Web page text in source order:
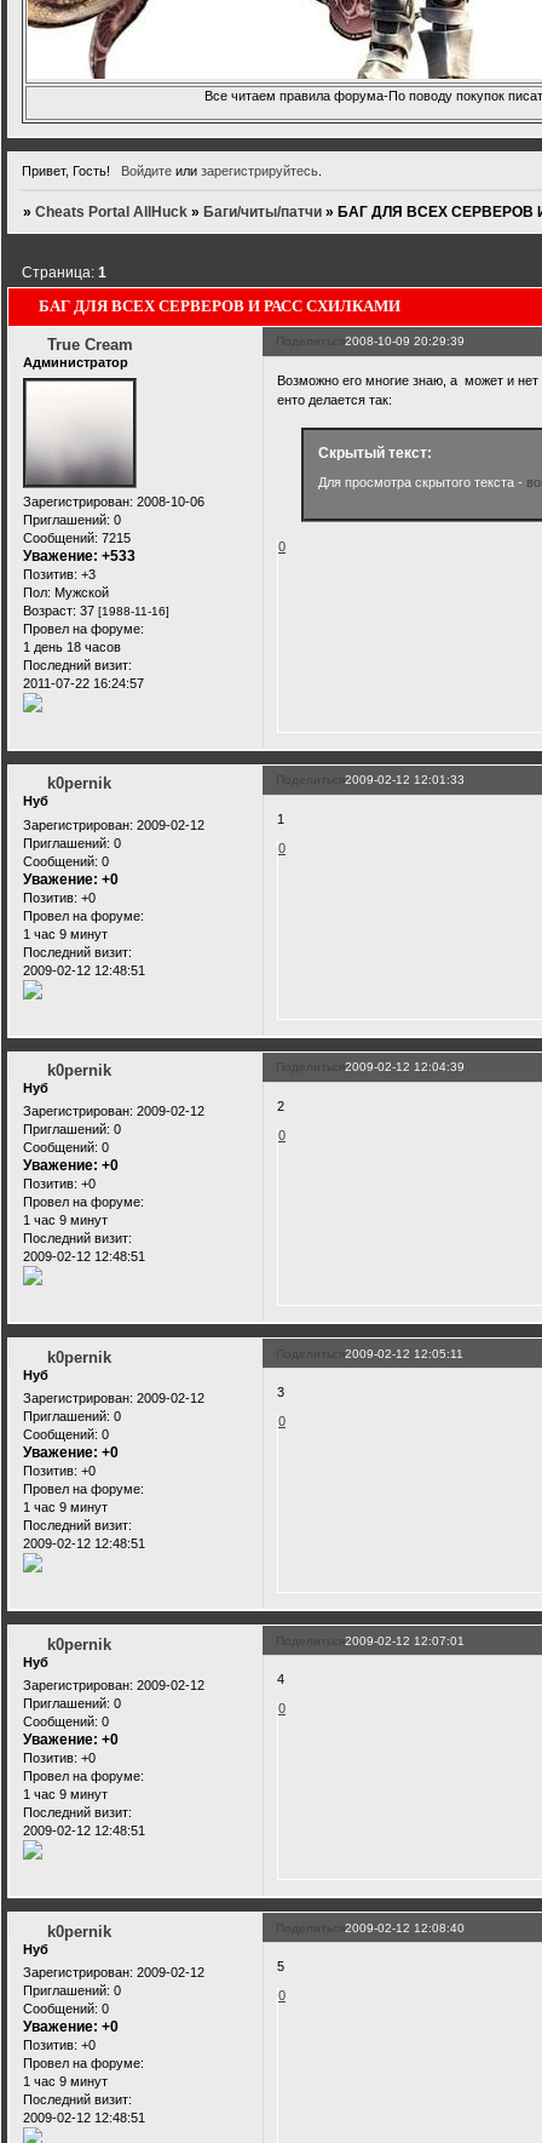
Все читаем правила форума-По поводу покупок
Привет, Гость! Войдитеили зарегистрируйтесь.
»Cheats Portal AllHuck » Баги/читы/патчи » БАГ ДЛЯ ВСЕХ СЕРВЕРОВ
БАГ ДЛЯ ВСЕХ СЕРВЕРОВ И РАСС СХИЛКАМИ
Страница:1
Поделиться2008-10-09 20:29:39
True Cream
Администратор
Зарегистрирован: 2008-10-06
Приглашений: 0
Сообщений: 7215
Уважение: +533
Позитив: +3
Пол: Мужской
Возраст: 37 [1988-11-16]
Провел на форуме:
1 день 18 часов
Последний визит:
2011-07-22 16:24:57
Возможно его многие знаю, а может и
енто делается так:
Скрытый текст:
Для просмотра скрытого текста -
0
Поделиться2009-02-12 12:01:33
k0pernik
Нуб
Зарегистрирован: 2009-02-12
Приглашений: 0
Сообщений: 0
Уважение: +0
Позитив: +0
Провел на форуме:
1 час 9 минут
Последний визит:
2009-02-12 12:48:51
1
0
Поделиться2009-02-12 12:04:39
k0pernik
Нуб
Зарегистрирован: 2009-02-12
Приглашений: 0
Сообщений: 0
Уважение: +0
Позитив: +0
Провел на форуме:
1 час 9 минут
Последний визит:
2009-02-12 12:48:51
2
0
Поделиться2009-02-12 12:05:11
k0pernik
Нуб
Зарегистрирован: 2009-02-12
Приглашений: 0
Сообщений: 0
Уважение: +0
Позитив: +0
Провел на форуме:
1 час 9 минут
Последний визит:
2009-02-12 12:48:51
3
0
Поделиться2009-02-12 12:07:01
k0pernik
Нуб
Зарегистрирован: 2009-02-12
Приглашений: 0
Сообщений: 0
Уважение: +0
Позитив: +0
Провел на форуме:
1 час 9 минут
Последний визит:
2009-02-12 12:48:51
4
0
Поделиться2009-02-12 12:08:40
k0pernik
Нуб
Зарегистрирован: 2009-02-12
Приглашений: 0
Сообщений: 0
Уважение: +0
Позитив: +0
Провел на форуме:
1 час 9 минут
Последний визит:
2009-02-12 12:48:51
5
0